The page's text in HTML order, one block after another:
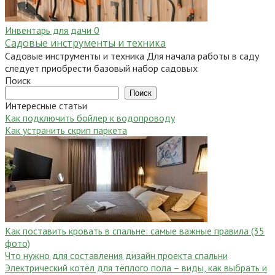
Инвентарь для дачи 0
Садовые инструменты и техника
Садовые инструменты и техника Для начала работы в саду
следует приобрести базовый набор садовых
Поиск
Поиск
Интересные статьи
Как подключить бойлер к водопроводу
Как устранить скрип паркета
Как поставить кровать в спальне: самые важные правила (35
фото)
Что нужно для составления дизайн проекта спальни
Электрический котёл для тёплого пола – виды, как выбрать и